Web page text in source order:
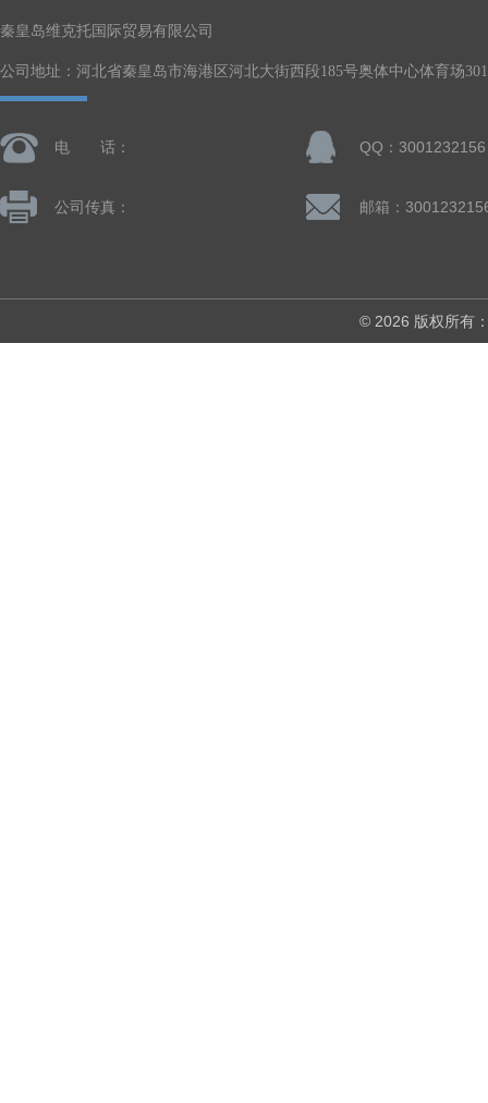
秦皇岛维克托国际贸易有限公司
公司地址：河北省秦皇岛市海港区河北大街西段185号奥体中心体育场
电 话： QQ：3001232156
公司传真： 邮箱：
© 2026 版权所有